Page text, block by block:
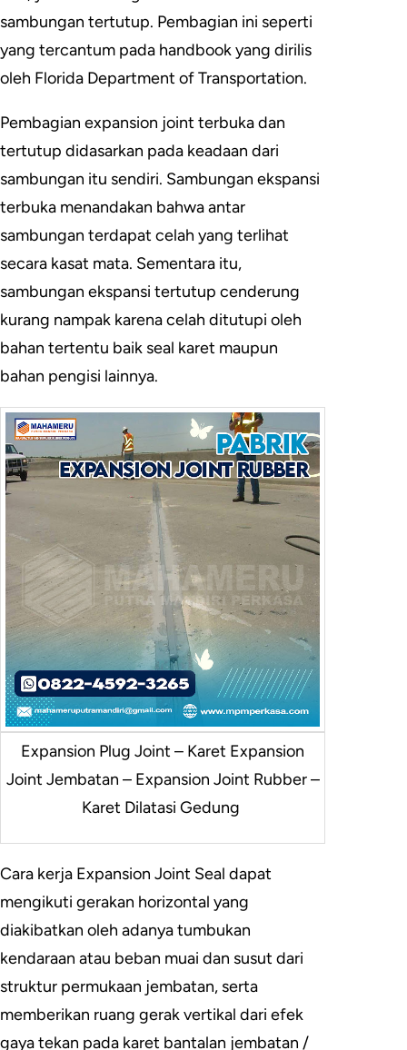
sambungan tertutup. Pembagian ini seperti
yang tercantum pada handbook yang dirilis
oleh Florida Department of Transportation.
Pembagian expansion joint terbuka dan
tertutup didasarkan pada keadaan dari
sambungan itu sendiri. Sambungan ekspansi
terbuka menandakan bahwa antar
sambungan terdapat celah yang terlihat
secara kasat mata. Sementara itu,
sambungan ekspansi tertutup cenderung
kurang nampak karena celah ditutupi oleh
bahan tertentu baik seal karet maupun
bahan pengisi lainnya.
Expansion Plug Joint – Karet Expansion
Joint Jembatan – Expansion Joint Rubber –
Karet Dilatasi Gedung
Cara kerja Expansion Joint Seal dapat
mengikuti gerakan horizontal yang
diakibatkan oleh adanya tumbukan
kendaraan atau beban muai dan susut dari
struktur permukaan jembatan, serta
memberikan ruang gerak vertikal dari efek
gaya tekan pada karet bantalan jembatan /